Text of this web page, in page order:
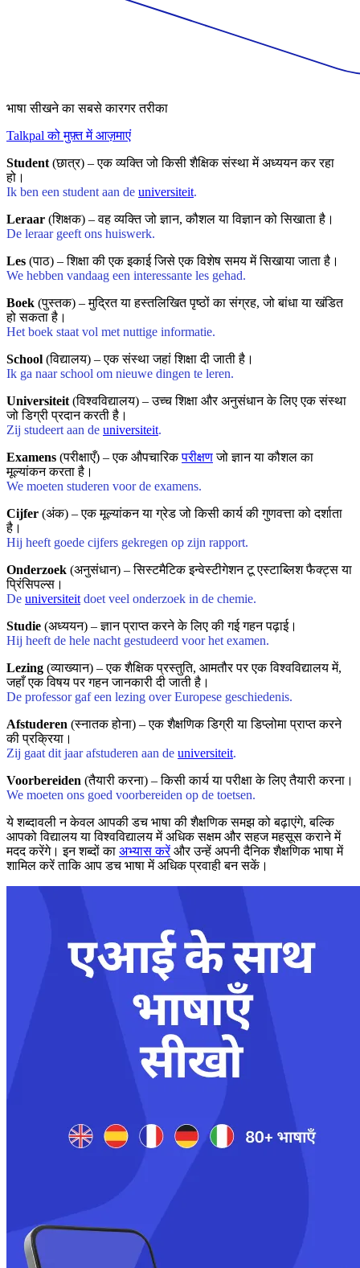
भाषा सीखने का सबसे कारगर तरीका
Talkpal को मुफ़्त में आज़माएं
Student (छात्र) – एक व्यक्ति जो किसी शैक्षिक संस्था में अध्ययन कर रहा
हो।
Ik ben een student aan de universiteit.
Leraar (शिक्षक) – वह व्यक्ति जो ज्ञान, कौशल या विज्ञान को सिखाता है।
De leraar geeft ons huiswerk.
Les (पाठ) – शिक्षा की एक इकाई जिसे एक विशेष समय में सिखाया जाता है।
We hebben vandaag een interessante les gehad.
Boek (पुस्तक) – मुद्रित या हस्तलिखित पृष्ठों का संग्रह, जो बांधा या खंडित
हो सकता है।
Het boek staat vol met nuttige informatie.
School (विद्यालय) – एक संस्था जहां शिक्षा दी जाती है।
Ik ga naar school om nieuwe dingen te leren.
Universiteit (विश्वविद्यालय) – उच्च शिक्षा और अनुसंधान के लिए एक संस्था
जो डिग्री प्रदान करती है।
Zij studeert aan de universiteit.
Examens (परीक्षाएँ) – एक औपचारिकपरीक्षणजो ज्ञान या कौशल का
मूल्यांकन करता है।
We moeten studeren voor de examens.
Cijfer (अंक) – एक मूल्यांकन या ग्रेड जो किसी कार्य की गुणवत्ता को दर्शाता
है।
Hij heeft goede cijfers gekregen op zijn rapport.
Onderzoek (अनुसंधान) – सिस्टमैटिक इन्वेस्टीगेशन टू एस्टाब्लिश फैक्ट्स या
प्रिंसिपल्स।
De universiteit doet veel onderzoek in de chemie.
Studie (अध्ययन) – ज्ञान प्राप्त करने के लिए की गई गहन पढ़ाई।
Hij heeft de hele nacht gestudeerd voor het examen.
Lezing (व्याख्यान) – एक शैक्षिक प्रस्तुति, आमतौर पर एक विश्वविद्यालय में,
जहाँ एक विषय पर गहन जानकारी दी जाती है।
De professor gaf een lezing over Europese geschiedenis.
Afstuderen (स्नातक होना) – एक शैक्षणिक डिग्री या डिप्लोमा प्राप्त करने
की प्रक्रिया।
Zij gaat dit jaar afstuderen aan de universiteit.
Voorbereiden (तैयारी करना) – किसी कार्य या परीक्षा के लिए तैयारी करना।
We moeten ons goed voorbereiden op de toetsen.
ये शब्दावली न केवल आपकी डच भाषा की शैक्षणिक समझ को बढ़ाएंगे, बल्कि
आपको विद्यालय या विश्वविद्यालय में अधिक सक्षम और सहज महसूस कराने में
मदद करेंगे। इन शब्दों का अभ्यास करेंऔर उन्हें अपनी दैनिक शैक्षणिक भाषा में
शामिल करें ताकि आप डच भाषा में अधिक प्रवाही बन सकें।